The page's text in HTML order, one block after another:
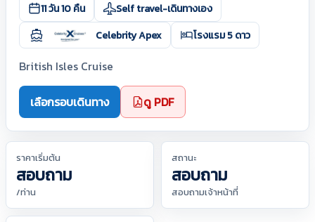
11 วัน 10 คืน
Self travel-เดินทางเอง
Celebrity Apex
โรงแรม 5 ดาว
British Isles Cruise
เลือกรอบเดินทาง ดู PDF
ราคาเริ่มต้น
สอบถาม
/ท่าน
สถานะ
สอบถาม
สอบถามเจ้าหน้าที่